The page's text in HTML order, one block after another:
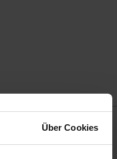
Über Cookies